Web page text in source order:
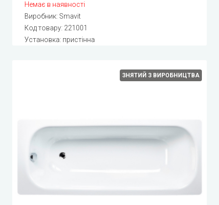
Немає в наявності
Виробник: Smavit
Код товару: 221001
Установка: пристінна
ЗНЯТИЙ З ВИРОБНИЦТВА